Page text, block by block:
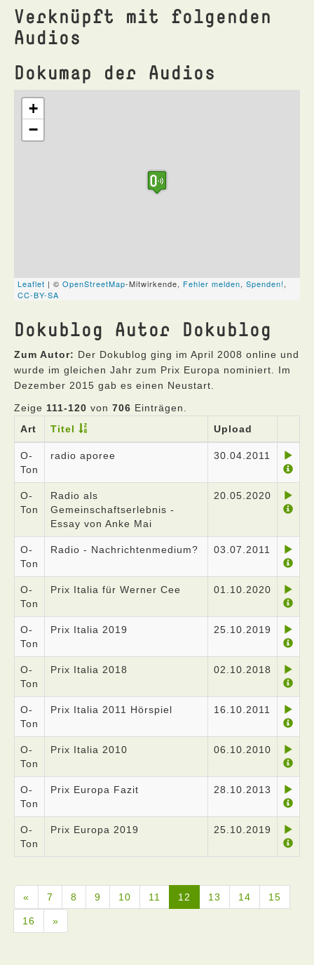
Verknüpft mit folgenden
Audios
Dokumap der Audios
Dokublog Autor Dokublog
Zum Autor: Der Dokublog ging im April 2008 online und
wurde im gleichen Jahr zum Prix Europa nominiert. Im
Dezember 2015 gab es einen Neustart.
Zeige 111-120 von 706 Einträgen.
Art
Titel Upload
O-
Ton
radio aporee 30.04.2011
O-
Ton
Radio als
Gemeinschaftserlebnis -
Essay von Anke Mai
20.05.2020
O-
Ton
Radio - Nachrichtenmedium? 03.07.2011
O-
Ton
Prix Italia für Werner Cee 01.10.2020
O-
Ton
Prix Italia 2019 25.10.2019
O-
Ton
Prix Italia 2018 02.10.2018
O-
Ton
Prix Italia 2011 Hörspiel 16.10.2011
O-
Ton
Prix Italia 2010 06.10.2010
O-
Ton
Prix Europa Fazit 28.10.2013
O-
Ton
Prix Europa 2019 25.10.2019
« 7 8 9 10 11 12 13 14 15
16 »